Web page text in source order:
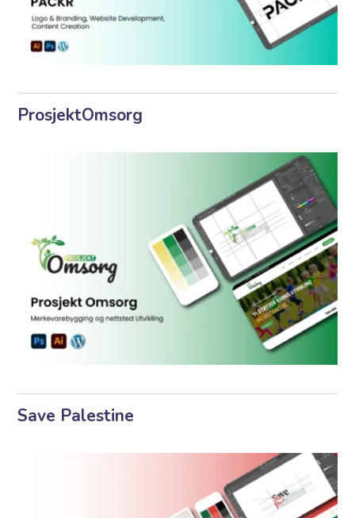
ProsjektOmsorg
Save Palestine